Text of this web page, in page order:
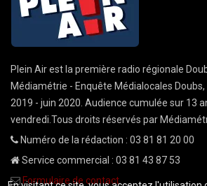
Plein Air est la première radio régionale
Médiamétrie - Enquête Médialocales
2019 - juin 2020. Audience cumulée sur 13
vendredi.Tous droits réservés par
Numéro de la rédaction : 03 81 81 20 00
Service commercial : 03 81 43 87 53
Formulaire de contact